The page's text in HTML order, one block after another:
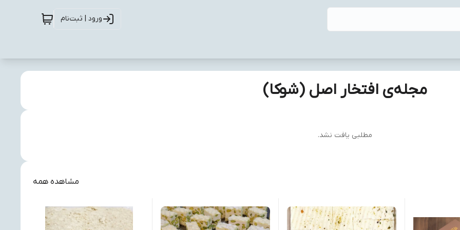
ورود | ثبت‌نام
مجله‌ی افتخار اصل (شوکا)
مطلبی یافت نشد.
مشاهده همه